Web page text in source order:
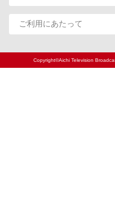
ご利用にあたって
Copyright©Aichi Television